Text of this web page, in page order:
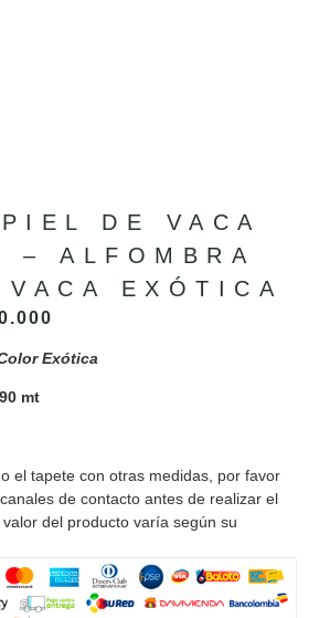
DE VACA
– ALFOMBRA
EXÓTICA
Exótica
mt
el tapete con otras medidas, por favor
de contacto antes de realizar el
del producto varía según su